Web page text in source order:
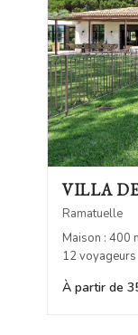
VILLA
Ramatuelle
Maison : 400
12 voyageurs
À partir de